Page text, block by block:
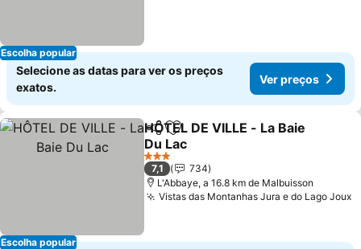
Escolha popular
Selecione as datas para ver os preços
exatos.
Ver preços
Escolha popular
PartilharAdicionar aos favoritos
HÔTEL DE VILLE - La Baie
Du Lac
Ver preços
3 Estrelas
7,1
734
L'Abbaye, a 16.8 km de Malbuisson
Vistas das Montanhas Jura e do Lago Joux